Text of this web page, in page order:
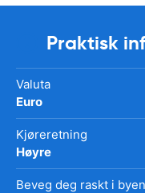
Praktisk
Valuta
Euro
Kjøreretning
Høyre
Beveg deg raskt i byen